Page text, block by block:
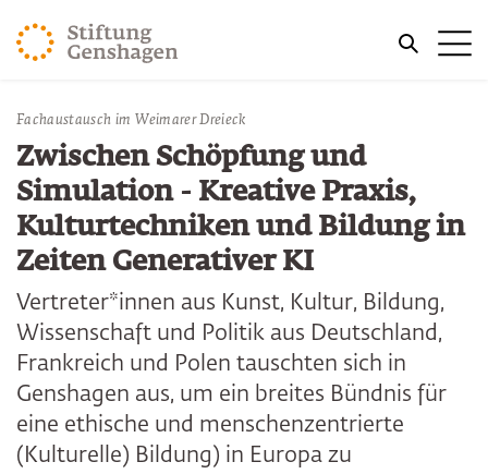
ZUM HAUPTINHALT SPRINGEN
ZUR SUCHE SPRINGEN
Fachaustausch im Weimarer Dreieck
Zwischen Schöpfung und
Simulation - Kreative Praxis,
Kulturtechniken und Bildung in
Zeiten Generativer KI
Vertreter*innen aus Kunst, Kultur, Bildung,
Wissenschaft und Politik aus Deutschland,
Frankreich und Polen tauschten sich in
Genshagen aus, um ein breites Bündnis für
eine ethische und menschenzentrierte
(Kulturelle) Bildung) in Europa zu